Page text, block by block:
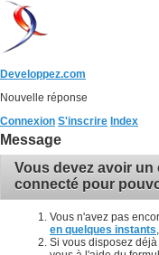
Developpez.com
Nouvelle réponse
Connexion S'inscrire Index
Message
Vous devez avoir un
connecté pour
Vous n'avez pas
en quelques instants
Si vous disposez